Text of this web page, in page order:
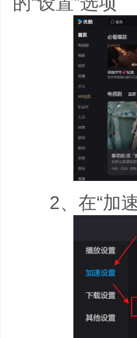
2、在“加速